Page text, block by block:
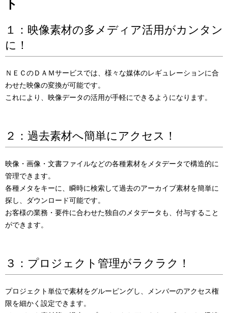
ト
１：映像素材の多メディア活用がカンタン
に！
ＮＥＣのＤＡＭサービスでは、様々な媒体のレギュレーションに合
わせた映像の変換が可能です。
これにより、映像データの活用が手軽にできるようになります。
２：過去素材へ簡単にアクセス！
映像・画像・文書ファイルなどの各種素材をメタデータで構造的に
管理できます。
各種メタをキーに、瞬時に検索して過去のアーカイブ素材を簡単に
探し、ダウンロード可能です。
お客様の業務・要件に合わせた独自のメタデータも、付与すること
ができます。
３：プロジェクト管理がラクラク！
プロジェクト単位で素材をグルーピングし、メンバーのアクセス権
限を細かく設定できます。